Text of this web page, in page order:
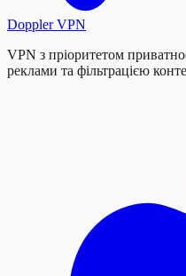
Doppler VPN
VPN з пріоритетом
реклами та фільтрацією